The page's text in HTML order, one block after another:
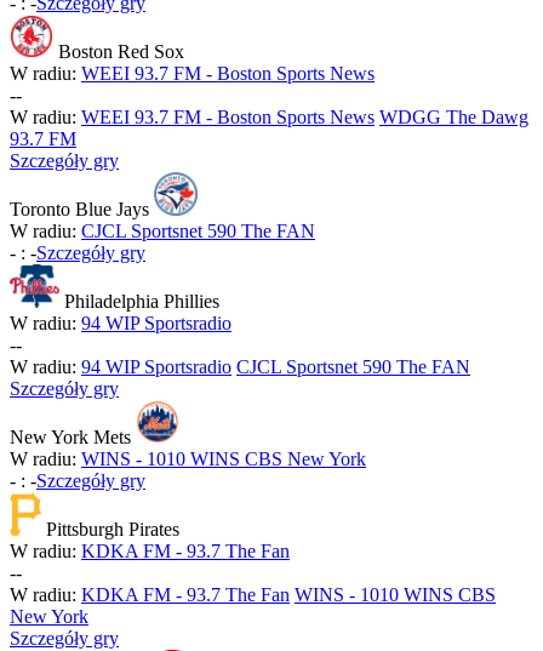
Boston Red Sox
W radiu: WEEI 93.7 FM - Boston Sports News
--
W radiu: WEEI 93.7 FM - Boston Sports News WDGG The Dawg
93.7 FM
Szczegóły gry
Toronto Blue Jays
W radiu: CJCL Sportsnet 590 The FAN
- : -Szczegóły gry
Philadelphia Phillies
W radiu: 94 WIP Sportsradio
--
W radiu: 94 WIP Sportsradio CJCL Sportsnet 590 The FAN
Szczegóły gry
New York Mets
W radiu: WINS - 1010 WINS CBS New York
- : -Szczegóły gry
Pittsburgh Pirates
W radiu: KDKA FM - 93.7 The Fan
--
W radiu: KDKA FM - 93.7 The Fan WINS - 1010 WINS CBS
New York
Szczegóły gry